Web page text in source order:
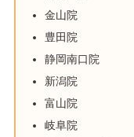
金山院
豊田院
静岡南口院
新潟院
富山院
岐阜院